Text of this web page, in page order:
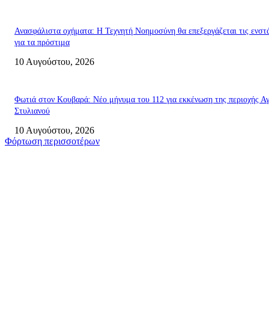
Ανασφάλιστα οχήματα: Η Τεχνητή Νοημοσύνη θα επεξεργάζεται τις
για τα πρόστιμα
10 Αυγούστου, 2026
Φωτιά στον Κουβαρά: Νέο μήνυμα του 112 για εκκένωση της περιοχής
Στυλιανού
10 Αυγούστου, 2026
Φόρτωση περισσοτέρων